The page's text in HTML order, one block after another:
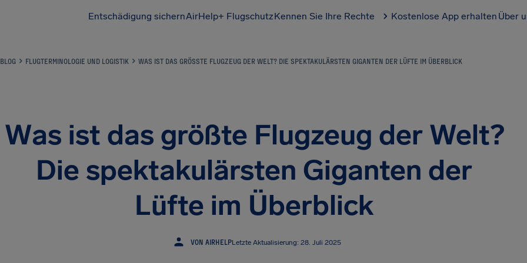
Entschädigung sichernAirHelp+ FlugschutzKennen Sie Ihre Rechte Kostenlose App erhalten Über
BLOG FLUGTERMINOLOGIE UND LOGISTIK WAS IST DAS GRÖSSTE FLUGZEUG DER WELT? DIE SPEKTAKULÄRSTEN GIGANTEN DER LÜFTE IM ÜBERBLICK
Was ist das größte Flugzeug der Welt?
Die spektakulärsten Giganten der
Lüfte im Überblick
VON AIRHELPLetzte Aktualisierung: 28. Juli 2025